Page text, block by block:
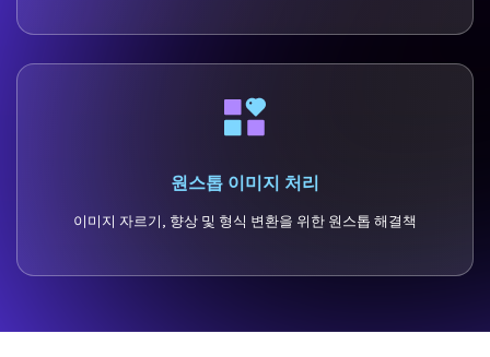
원스톱 이미지 처리
이미지 자르기, 향상 및 형식 변환을 위한 원스톱 해결책